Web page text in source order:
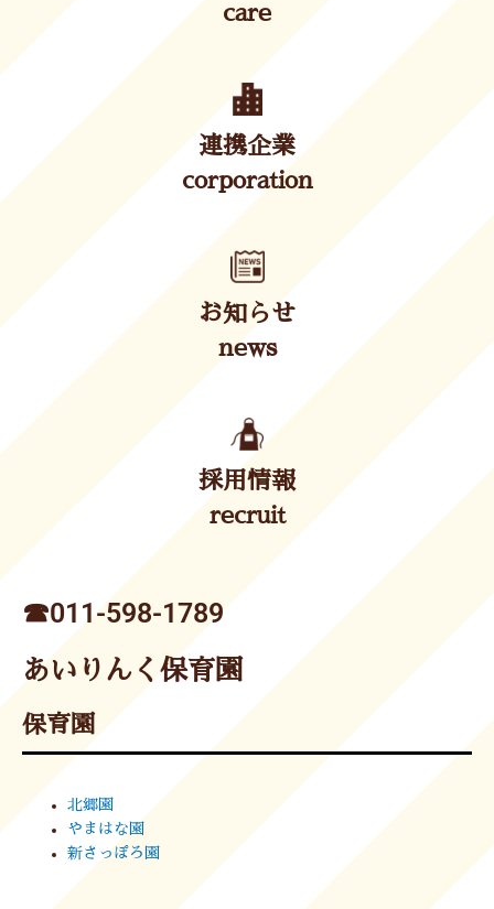
care
連携企業
corporation
お知らせ
news
採用情報
recruit
☎︎011-598-1789
あいりんく保育園
保育園
北郷園
やまはな園
新さっぽろ園